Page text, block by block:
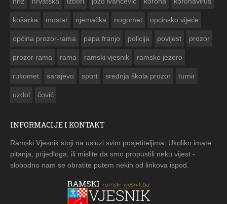
košarka mostar njemačka nogomet opcinsko vijeće
općina prozor-rama papa franjo policija povijest prozor
prozor rama rama ramski vjesnik ramsko jezero
rukomet sarajevo sport srednja škola prozor turnir
uzdol čović
INFORMACIJE I KONTAKT
Ramski Vjesnik stoji na usluzi svim posjetiteljima. Ukoliko imate
pitanja, prijedloga, ili mislite da smo propustili neku vijest -
slobodno nam se obratite putem nekih od linkova ispod.